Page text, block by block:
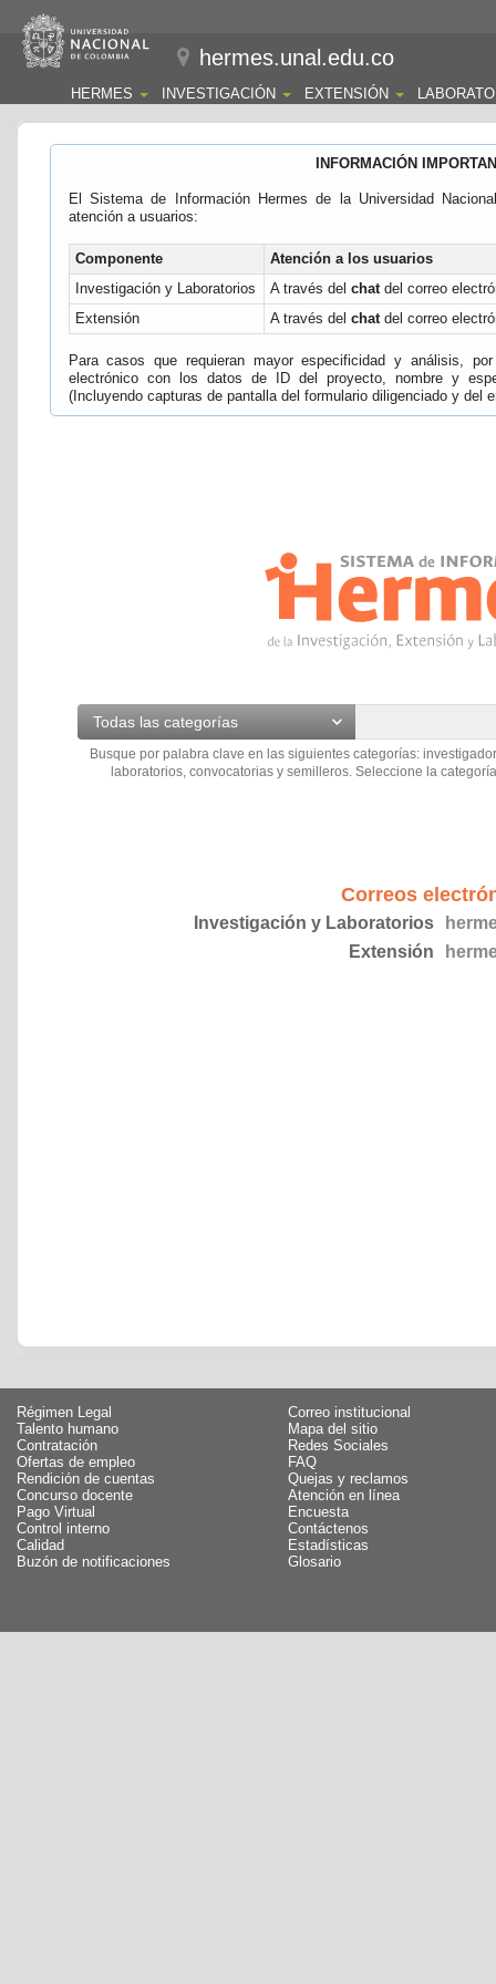
hermes.unal.edu.co
HERMES INVESTIGACIÓN EXTENSIÓN
INFORMACIÓN
El Sistema de Información Hermes de la Universidad
atención a usuarios:
Componente
Atención a los usuarios
Investigación y Laboratorios
A través del chatdel correo
Extensión
A través del chatdel correo
Para casos que requieran mayor especificidad y análisis,
electrónico con los datos de ID del proyecto, nombre y
(Incluyendo capturas de pantalla del formulario diligenciado y del
Todas las categorías
Busque por palabra clave en las siguientes categorías:
laboratorios, convocatorias y semilleros. Seleccione la
Correos
Investigación y Laboratorios
Extensión
Régimen Legal
Talento humano
Contratación
Ofertas de empleo
Rendición de cuentas
Concurso docente
Pago Virtual
Control interno
Calidad
Buzón de notificaciones
Correo institucional
Mapa del sitio
Redes Sociales
FAQ
Quejas y reclamos
Atención en línea
Encuesta
Contáctenos
Estadísticas
Glosario